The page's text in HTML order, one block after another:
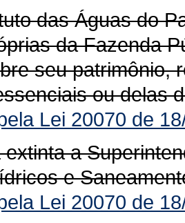
das Águas do
da Fazenda
seu patrimônio,
ou delas
Lei 20070 de
extinta a
e
Lei 20070 de